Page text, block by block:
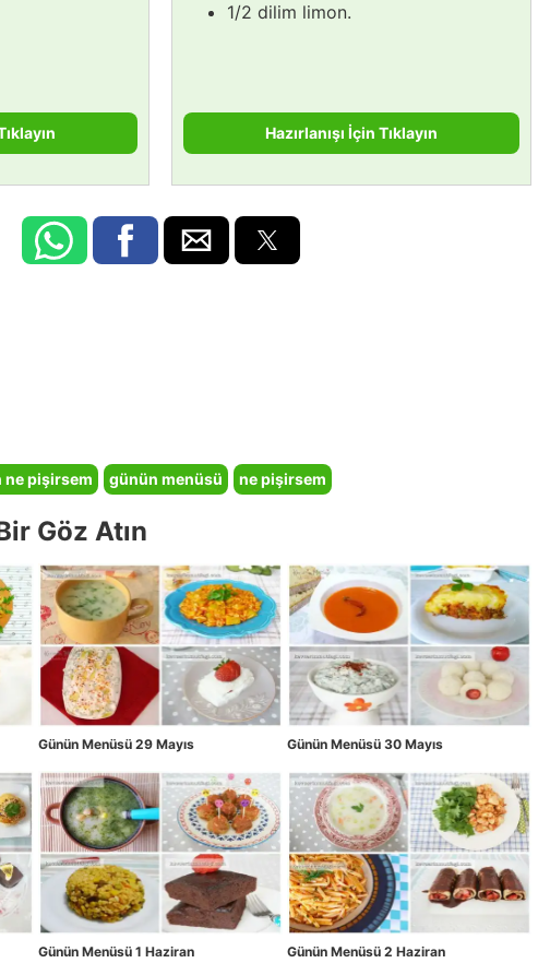
1/2 dilim limon.
Hazırlanışı İçin Tıklayın
ne pişirsem günün menüsü ne pişirsem
Göz Atın
Günün Menüsü 29 Mayıs Günün Menüsü 30 Mayıs
Günün Menüsü 1 Haziran Günün Menüsü 2 Haziran